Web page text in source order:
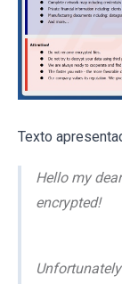
Texto
Hello my
encrypted!